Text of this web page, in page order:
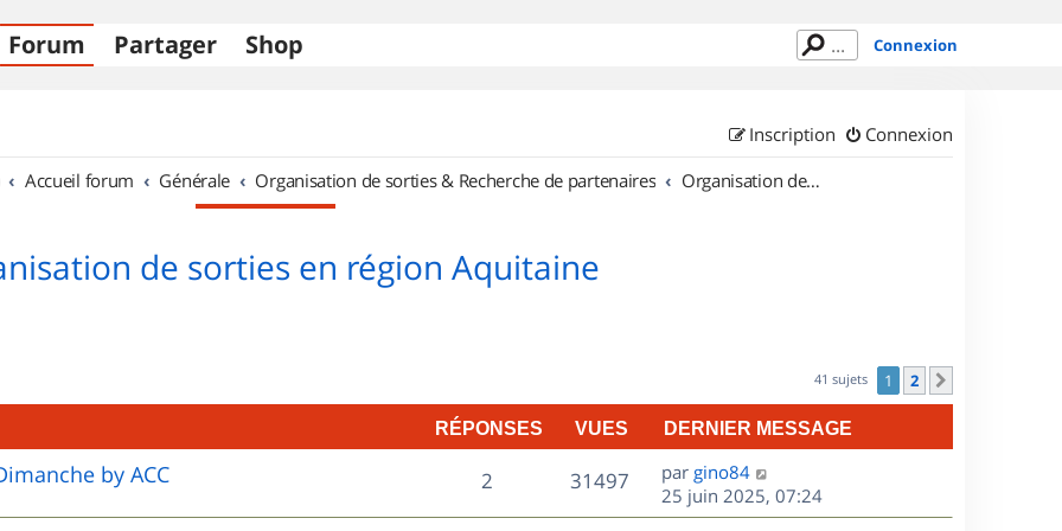
Forum Partager Shop Connexion
Connexion
Inscription
Accueil forum Générale Organisation de sorties & Recherche de partenaires Organisation de sorties en région Aquitaine
de sorties en région Aquitaine
41 sujets 1 2
RÉPONSES VUES DERNIER MESSAGE
by ACC 2R
é
31497V
u
D
e
r
par gino84
25 juin 2025, 07:24